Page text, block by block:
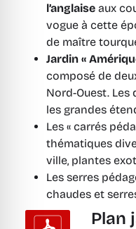
l’anglaise aux
vogue à cette
de maître
Jardin «
composé de
Nord-Ouest.
les grandes
Les « carrés
thématiques
ville, plantes
Les serres
chaudes et
Plan